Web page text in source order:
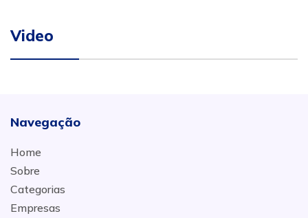
Video
Navegação
Home
Sobre
Categorias
Empresas